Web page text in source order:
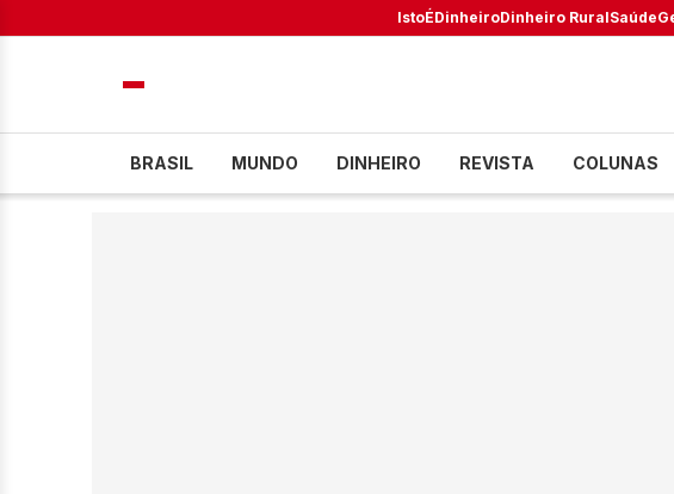
IstoÉDinheiroDinheiro RuralSaúde
BRASIL MUNDO DINHEIRO REVISTA COLUNAS